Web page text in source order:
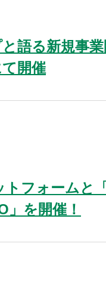
語る新規事
開催
フォームと
を開催！